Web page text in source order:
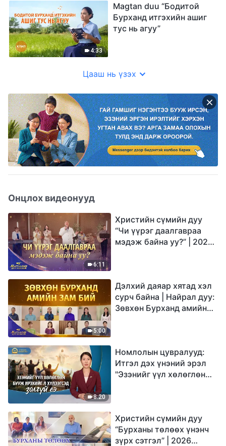
4:33
Magtan duu “Бодитой
Бурханд итгэхийн ашиг
тус нь агуу”
Цааш нь үзэх
Онцлох видеонууд
6:11
Христийн сүмийн дуу
“Чи үүрэг даалгавраа
мэдэж байна уу?” | 2026
5:00
Дэлхий даяар хятад хэл
сурч байна | Найрал дуу:
Зөвхөн Бурханд амийн
8:20
Номлолын цувралууд:
Итгэл дэх үнэний эрэл
"Эзэнийг үүл хөлөглөн
Христийн сүмийн дуу
“Бурханы төлөөх үнэнч
зүрх сэтгэл” | 2026